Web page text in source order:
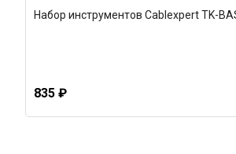
Набор инструментов Cablexpert TK-
835 ₽